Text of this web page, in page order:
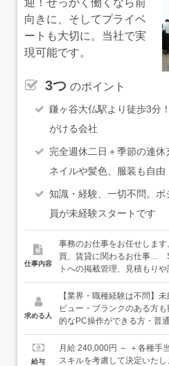
迎！せっかく働くなら前
向きに、そしてプライベ
ートも大切に。当社で実
現可能です。
3つ のポイント
鎌ヶ谷大仏駅より徒歩3分
がける会社
完全週休二日＋季節の連休
ネイルや髪色、服装も自由
知識・経験、一切不問。
員が未経験スタートです
仕事内容
事務のお仕事をお任せしま
買、賃貸に関わるお仕事…
トへの掲載管理、見積もり
タ入力など・広報に関わる
グなどの更新や運営など
客の一次対応、お電話応対
は4名が活躍中（20代～30代
でもご安心ください。入社
丁寧にお教えします。
求める人
【業界・職種経験は不問】
ビュー・ブランクのある方
的なPC操作ができる方・普
可）※書類などの提出で時々
スタッフだけでなく、営業
のスタッフと関わることが
給与
月給 240,000円 ～ ＋各種手
スキルを考慮して決定いたし